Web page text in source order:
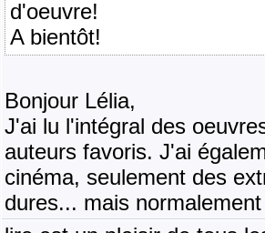
d'oeuvre!
A bientôt!
Bonjour Lélia,
J'ai lu l'intégral des
auteurs favoris. J'ai
cinéma, seulement des
dures... mais